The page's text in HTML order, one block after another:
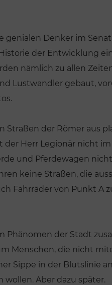
genialen Denker im
der Entwicklung
nämlich zu allen
Lustwandler gebaut,
Straßen der Römer aus
der Herr Legionär nicht
und Pferdewagen
keine Straßen, die
Fahrräder von Punkt A
Phänomen der Stadt
Menschen, die nicht
Sippe in der Blutslinie
Aber dazu später.